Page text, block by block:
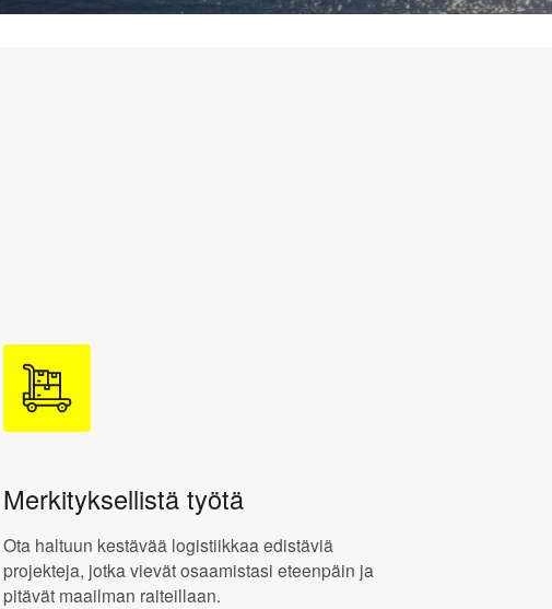
Merkityksellistä työtä
Ota haltuun kestävää logistiikkaa edistäviä
projekteja, jotka vievät osaamistasi eteenpäin ja
pitävät maailman raiteillaan.